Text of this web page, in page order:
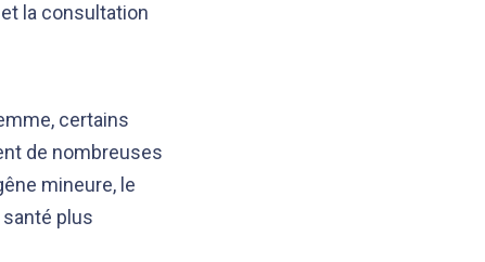
la consultation
certains
de nombreuses
mineure, le
plus